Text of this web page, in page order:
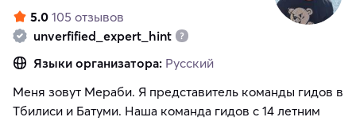
5.0 105 отзывов
unverfified_expert_hint
Языки организатора: Русский
Меня зовут Мераби. Я представитель команды гидов в
Тбилиси и Батуми. Наша команда гидов с 14 летним